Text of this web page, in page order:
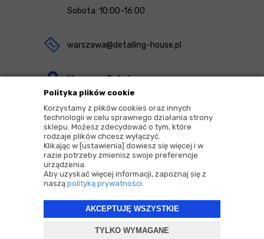
Polityka plików cookie
Korzystamy z plików cookies oraz innych
technologii w celu sprawnego działania strony
sklepu. Możesz zdecydować o tym, które
rodzaje plików chcesz wyłączyć.
Klikając w [ustawienia] dowiesz się więcej i w
razie potrzeby zmienisz swoje preferencje
urządzenia.
Aby uzyskać więcej informacji, zapoznaj się z
naszą polityką prywatności.
AKCEPTUJĘ WSZYSTKIE
TYLKO WYMAGANE
Sobota: 10:00-16:00
warszawa@detailing-house.pl
Magazyn Rekcin
Nomos Sp. z o.o. sp.k.
ul. Agrestowa 1
83-010 Rekcin
2026 © Copyrights by |Detailing House